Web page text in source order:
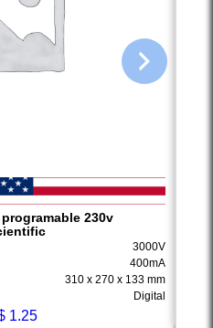
230v
3000V
400mA
310 x 270 x 133 mm
Digital
1.25